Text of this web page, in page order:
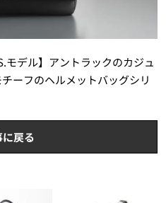
デル】アントラックのカジュ
ーフのヘルメットバッグシリ
戻る